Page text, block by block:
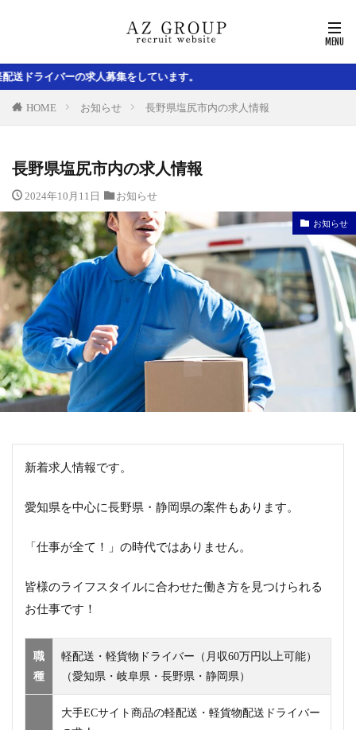
をしています。
HOME お知らせ 長野県塩尻市内の求人情報
長野県塩尻市内の求人情報
2024年10月11日 お知らせ
お知らせ
新着求人情報です。
愛知県を中心に長野県・静岡県の案件もあります。
「仕事が全て！」の時代ではありません。
皆様のライフスタイルに合わせた働き方を見つけられる
お仕事です！
職
種
軽配送・軽貨物ドライバー（月収60万円以上可能）
（愛知県・岐阜県・長野県・静岡県）
大手ECサイト商品の軽配送・軽貨物配送ドライバー